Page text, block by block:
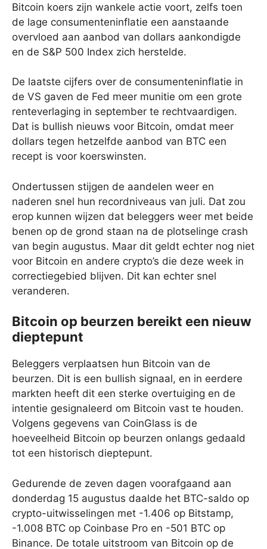
Bitcoin koers zijn wankele actie voort, zelfs toen
de lage consumenteninflatie een aanstaande
overvloed aan aanbod van dollars aankondigde
en de S&P 500 Index zich herstelde.
De laatste cijfers over de consumenteninflatie in
de VS gaven de Fed meer munitie om een ​​grote
renteverlaging in september te rechtvaardigen.
Dat is bullish nieuws voor Bitcoin, omdat meer
dollars tegen hetzelfde aanbod van BTC een
recept is voor koerswinsten.
Ondertussen stijgen de aandelen weer en
naderen snel hun recordniveaus van juli. Dat zou
erop kunnen wijzen dat beleggers weer met beide
benen op de grond staan ​​na de plotselinge crash
van begin augustus. Maar dit geldt echter nog niet
voor Bitcoin en andere crypto’s die deze week in
correctiegebied blijven. Dit kan echter snel
veranderen.
Bitcoin op beurzen bereikt een nieuw
dieptepunt
Beleggers verplaatsen hun Bitcoin van de
beurzen. Dit is een bullish signaal, en in eerdere
markten heeft dit een sterke overtuiging en de
intentie gesignaleerd om Bitcoin vast te houden.
Volgens gegevens van CoinGlass is de
hoeveelheid Bitcoin op beurzen onlangs gedaald
tot een historisch dieptepunt.
Gedurende de zeven dagen voorafgaand aan
donderdag 15 augustus daalde het BTC-saldo op
crypto-uitwisselingen met -1.406 op Bitstamp,
-1.008 BTC op Coinbase Pro en -501 BTC op
Binance. De totale uitstroom van Bitcoin op de